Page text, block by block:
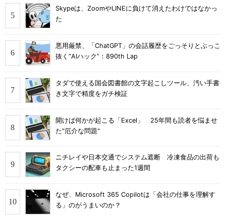
Skypeは、ZoomやLINEに負けて消えたわけではなかっ
た
悪用厳禁、「ChatGPT」の会話履歴をごっそりとぶっこ
抜く“AIハック”：890th Lap
タダで使える国会図書館の文字起こしツール、汚い手書
き文字で精度をガチ検証
開けば何かが起こる「Excel」 25年間も読者を悩ませ
た"厄介な問題"
ニチレイや日本交通でシステム遮断 冷凍食品の出荷も
タクシーの配車も止まった1週間
なぜ、Microsoft 365 Copilotは「会社の仕事を理解す
る」のがうまいのか？